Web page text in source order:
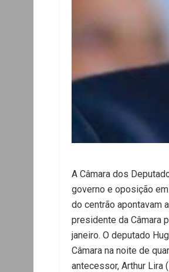
A Câmara dos
governo e oposição
do centrão apontavam
presidente da Câmara
janeiro. O deputado
Câmara na noite de
antecessor, Arthur Lira